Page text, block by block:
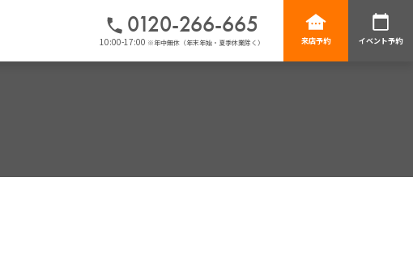
0120-266-665
10:00-17:00 ※年中無休（年末年始・夏季休業除く） 来店予約 イベント予約